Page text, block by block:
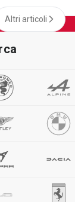
Altri articoli